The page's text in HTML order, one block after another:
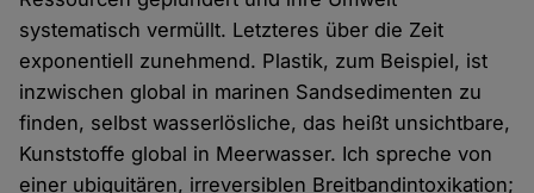
systematisch vermüllt. Letzteres über die Zeit
exponentiell zunehmend. Plastik, zum Beispiel, ist
inzwischen global in marinen Sandsedimenten zu
finden, selbst wasserlösliche, das heißt unsichtbare,
Kunststoffe global in Meerwasser. Ich spreche von
einer ubiquitären, irreversiblen Breitbandintoxikation;